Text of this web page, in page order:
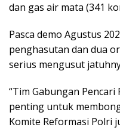
dan gas air mata (341
Pasca demo Agustus
penghasutan dan dua
serius mengusut
“Tim Gabungan
penting untuk
Komite Reformasi Polri